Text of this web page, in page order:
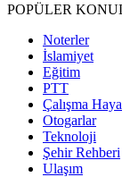
POPÜLER
Noterler
İslamiyet
Eğitim
PTT
Çalışma
Otogarlar
Teknoloji
Şehir Rehberi
Ulaşım